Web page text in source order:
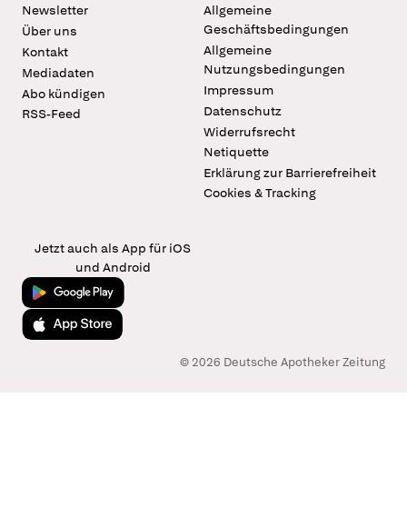
Newsletter
Über uns
Kontakt
Mediadaten
Abo kündigen
RSS-Feed
Allgemeine
Geschäftsbedingungen
Allgemeine
Nutzungsbedingungen
Impressum
Datenschutz
Widerrufsrecht
Netiquette
Erklärung zur Barrierefreiheit
Cookies & Tracking
Jetzt auch als App für iOS
und Android
Jetzt bei Google Play
Laden im App Store
© 2026 Deutsche Apotheker Zeitung